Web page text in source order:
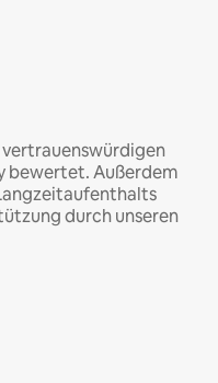
bewertet. Außerdem
durch unseren